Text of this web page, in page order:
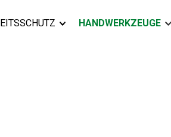
HANDWERKZEUGE